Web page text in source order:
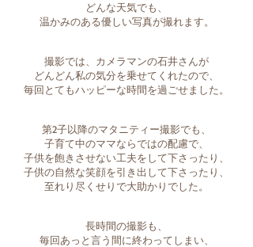
どんな天気でも、
温かみのある優しい写真が撮れます。
撮影では、カメラマンの石井さんが
どんどん私の気分を乗せてくれたので、
毎回とてもハッピーな時間を過ごせました。
第2子以降のマタニティー撮影でも、
子育て中のママならではの配慮で、
子供を飽きさせない工夫をして下さったり、
子供の自然な笑顔を引き出して下さったり、
至れり尽くせりで大助かりでした。
長時間の撮影も、
毎回あっと言う間に終わってしまい、